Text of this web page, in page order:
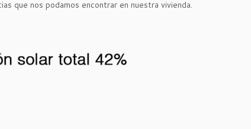
que nos podamos encontrar en nuestra vivienda.